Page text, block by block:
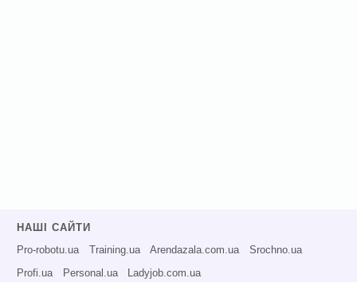
НАШІ САЙТИ
Pro-robotu.ua Training.ua Arendazala.com.ua Srochno.ua
Profi.ua Personal.ua Ladyjob.com.ua